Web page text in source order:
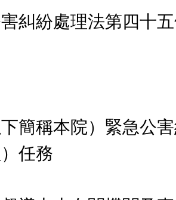
糾紛處理法第四十
簡稱本院）緊急公
任務